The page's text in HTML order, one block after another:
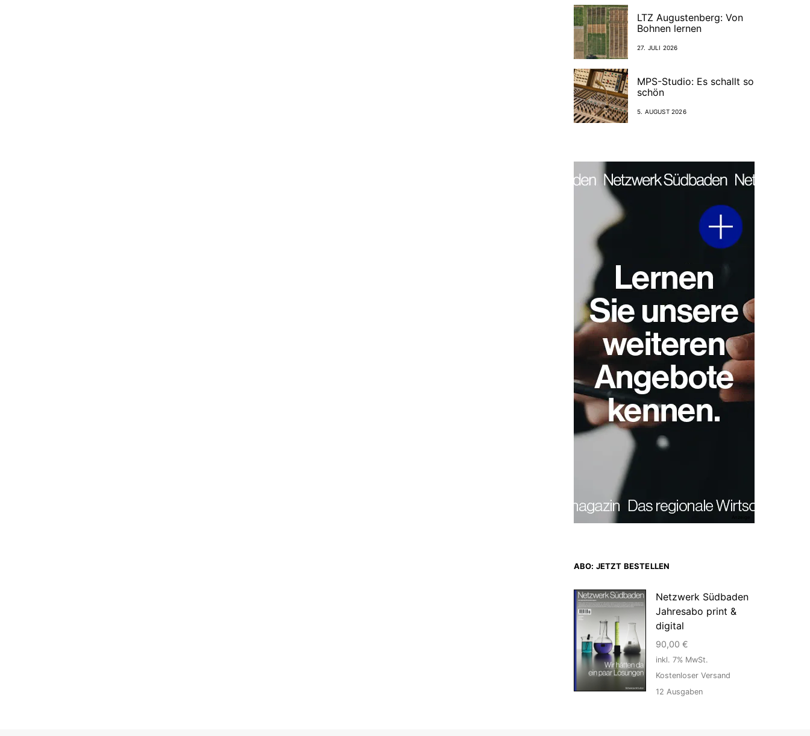
LTZ Augustenberg: Von
Bohnen lernen
27. JULI 2026
MPS-Studio: Es schallt so
schön
5. AUGUST 2026
ABO: JETZT BESTELLEN
Netzwerk Südbaden
Jahresabo print &
digital
90,00 €
inkl. 7% MwSt.
Kostenloser Versand
12 Ausgaben